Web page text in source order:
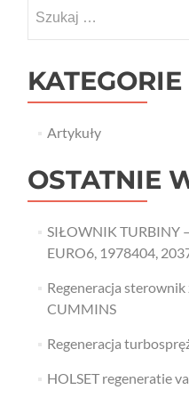
KATEGORIE
Artykuły
OSTATNIE
SIŁOWNIK TURBINY
EURO6, 1978404,
Regeneracja
CUMMINS
Regeneracja
HOLSET regeneratie